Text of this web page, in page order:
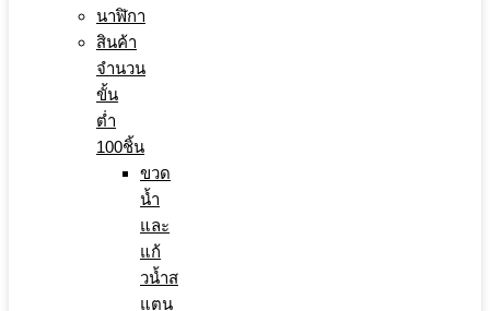
นาฬิกา
สินค้า
จำนวน
ขั้น
ต่ำ
100ชิ้น
ขวด
น้ำ
และ
แก้
วน้ำส
แตน